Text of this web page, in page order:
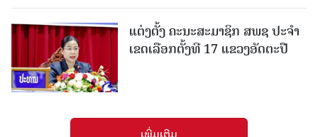
ແຕ່ງຕັ້ງ ຄະນະສະມາຊິກ ສພຊ ປະຈຳ
ເຂດເລືອກຕັ້ງທີ 17 ແຂວງອັດຕະປື
ເພີ່ມເຕີມ